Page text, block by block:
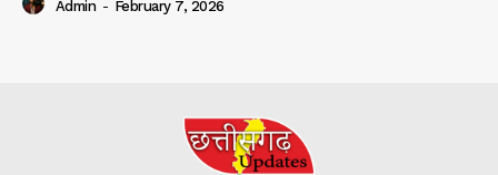
Admin - February 7, 2026